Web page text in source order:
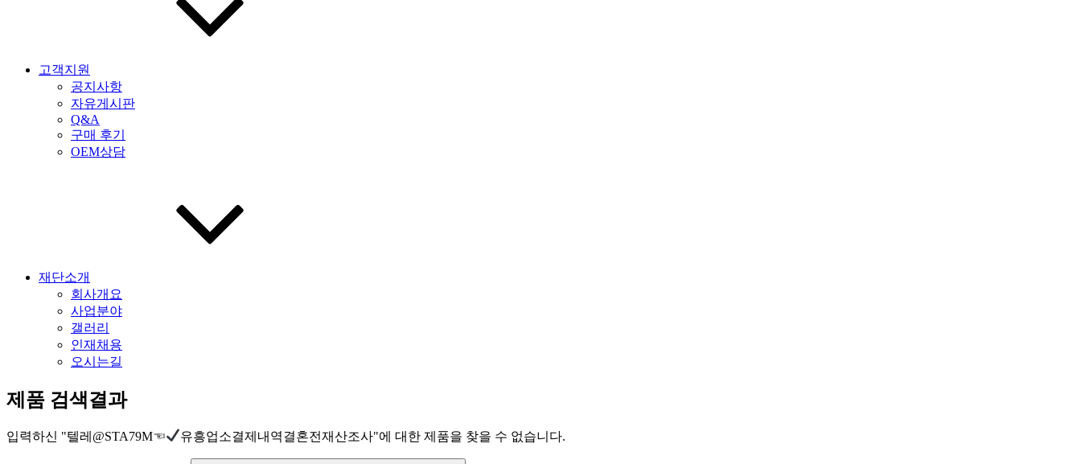
고객지원
공지사항
자유게시판
Q&A
구매 후기
OEM상담
재단소개
회사개요
사업분야
갤러리
인재채용
오시는길
제품 검색결과
입력하신 "텔레@STA79M☜ 유흥업소결제내역결혼전재산조사"에 대한 제품을 찾을 수 없습니다.